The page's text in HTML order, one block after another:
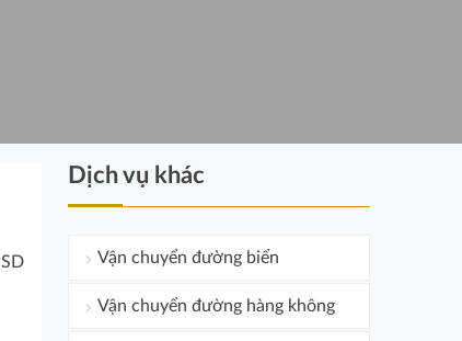
Dịch vụ khác
Vận chuyển đường biển
Vận chuyển đường hàng không